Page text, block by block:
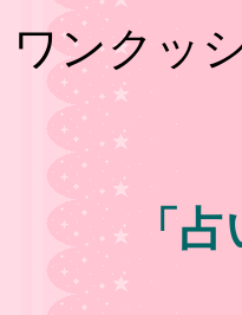
ワンクッ
「